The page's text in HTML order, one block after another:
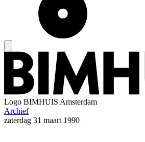
Logo BIMHUIS Amsterdam
Archief
zaterdag 31 maart 1990